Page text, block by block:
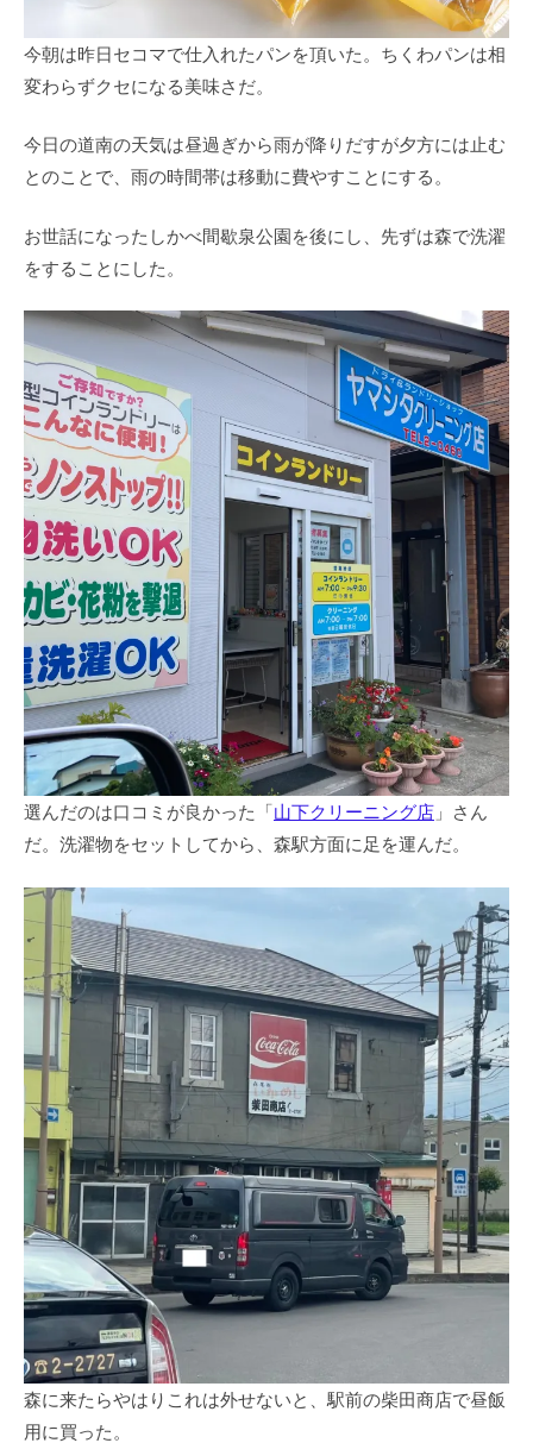
今朝は昨日セコマで仕入れたパンを頂いた。ちくわパンは相
変わらずクセになる美味さだ。
今日の道南の天気は昼過ぎから雨が降りだすが夕方には止む
とのことで、雨の時間帯は移動に費やすことにする。
お世話になったしかべ間歇泉公園を後にし、先ずは森で洗濯
をすることにした。
選んだのは口コミが良かった「山下クリーニング店 」さん
だ。洗濯物をセットしてから、森駅方面に足を運んだ。
森に来たらやはりこれは外せないと、駅前の柴田商店で昼飯
用に買った。